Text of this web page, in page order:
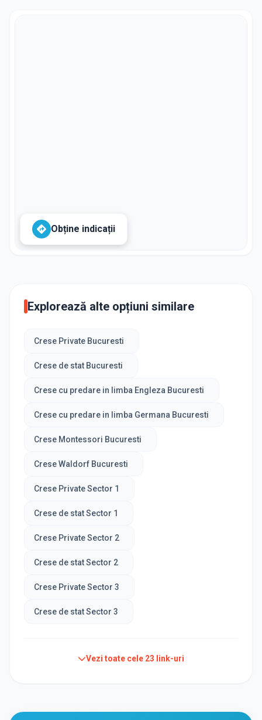
Obține indicații
Explorează alte opțiuni similare
Crese Private Bucuresti
Crese de stat Bucuresti
Crese cu predare in limba Engleza Bucuresti
Crese cu predare in limba Germana Bucuresti
Crese Montessori Bucuresti
Crese Waldorf Bucuresti
Crese Private Sector 1
Crese de stat Sector 1
Crese Private Sector 2
Crese de stat Sector 2
Crese Private Sector 3
Crese de stat Sector 3
Vezi toate cele 23 link-uri